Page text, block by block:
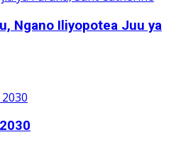
Ngano Iliyopotea Juu ya